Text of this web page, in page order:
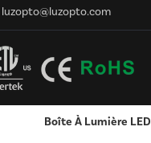
luzopto@luzopto.com
Boîte À Lumière LED